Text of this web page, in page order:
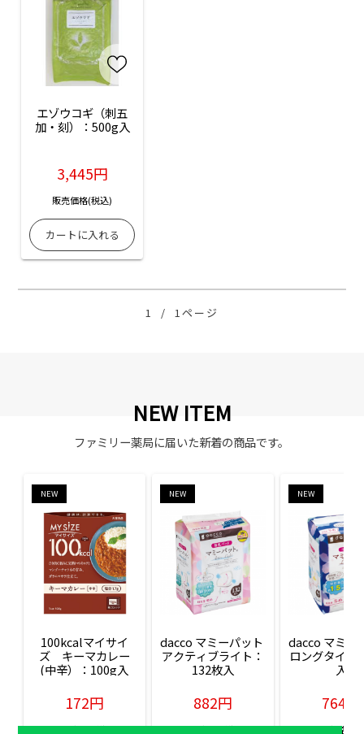
エゾウコギ（刺五
加・刻）：500g入
3,445円
販売価格(税込)
1 / 1ページ
NEW ITEM
ファミリー薬局に届いた新着の商品です。
NEW
100kcalマイサイ
ズ　キーマカレー
(中辛）：100g入
172円
販売価格(税込)
NEW
dacco マミーパット
アクティブライト：
132枚入
882円
販売価格(税込)
NEW
dacco マミー
ロングタイム
入
764円
販売価格(税